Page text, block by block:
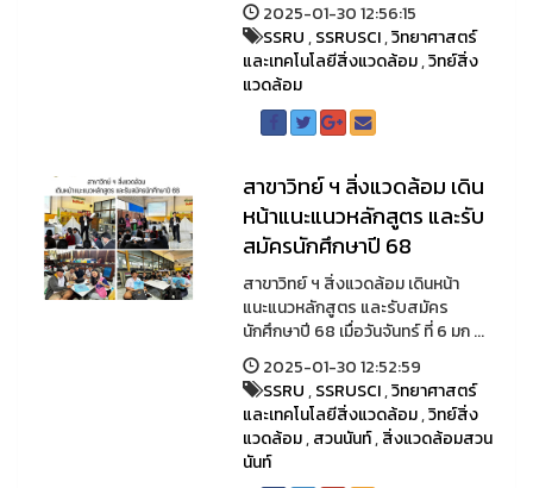
2025-01-30 12:56:15
SSRU,SSRUSCI,วิทยาศาสตร์
และเทคโนโลยีสิ่งแวดล้อม,วิทย์สิ่ง
แวดล้อม
สาขาวิทย์ ฯ สิ่งแวดล้อม เดิน
หน้าแนะแนวหลักสูตร และรับ
สมัครนักศึกษาปี 68
สาขาวิทย์ ฯ สิ่งแวดล้อม เดินหน้า
แนะแนวหลักสูตร และรับสมัคร
นักศึกษาปี 68 เมื่อวันจันทร์ ที่ 6 มก ...
2025-01-30 12:52:59
SSRU,SSRUSCI,วิทยาศาสตร์
และเทคโนโลยีสิ่งแวดล้อม,วิทย์สิ่ง
แวดล้อม,สวนนันท์,สิ่งแวดล้อมสวน
นันท์